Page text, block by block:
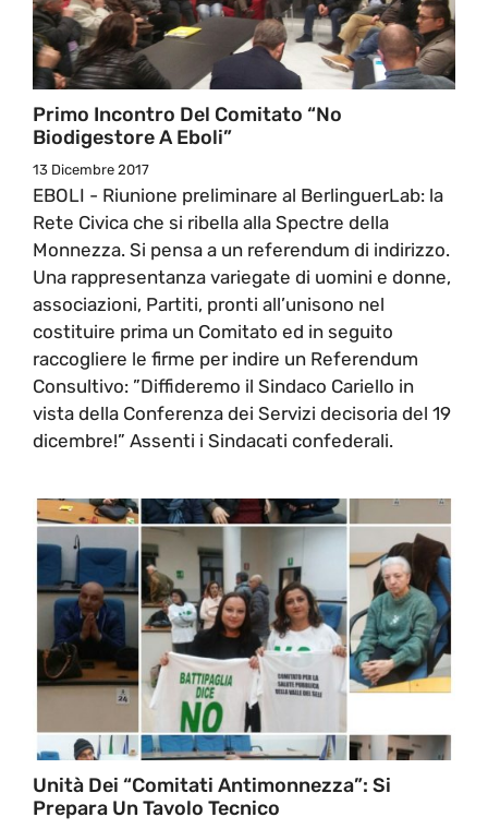
Primo Incontro Del Comitato “No
Biodigestore A Eboli”
13 Dicembre 2017
EBOLI - Riunione preliminare al BerlinguerLab: la
Rete Civica che si ribella alla Spectre della
Monnezza. Si pensa a un referendum di indirizzo.
Una rappresentanza variegate di uomini e donne,
associazioni, Partiti, pronti all’unisono nel
costituire prima un Comitato ed in seguito
raccogliere le firme per indire un Referendum
Consultivo: ”Diffideremo il Sindaco Cariello in
vista della Conferenza dei Servizi decisoria del 19
dicembre!” Assenti i Sindacati confederali.
Unità Dei “Comitati Antimonnezza”: Si
Prepara Un Tavolo Tecnico